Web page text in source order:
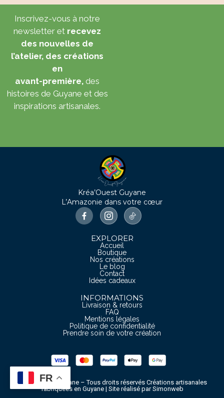
Inscrivez-vous à notre
newsletter et recevez
des nouvelles de
l’atelier, des créations
en
avant-première, des
histoires de Guyane et des
inspirations artisanales.
Kréa’Ouest Guyane
L’Amazonie dans votre cœur
EXPLORER
Accueil
Boutique
Nos créations
Le blog
Contact
Idées cadeaux
INFORMATIONS
Livraison & retours
FAQ
Mentions légales
Politique de confidentialité
Prendre soin de votre création
© Kréa’Ouest Guyane – Tous droits réservés Créations artisanales
fabriquées en Guyane | Site réalisé par Simonweb
FR